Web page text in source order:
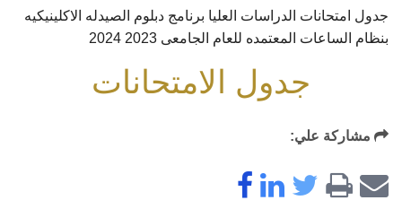
جدول امتحانات الدراسات العليا برنامج دبلوم الصيدله الاكلينيكيه
بنظام الساعات المعتمده للعام الجامعى 2023 2024
جدول الامتحانات
مشاركة علي: